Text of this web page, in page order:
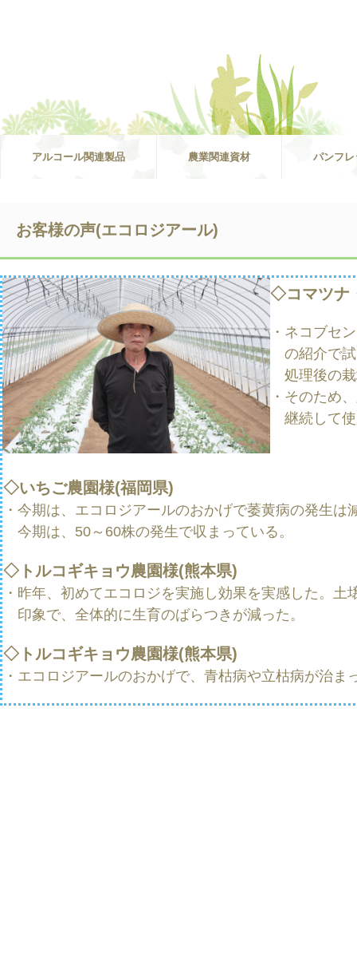
アルコール関連製品 農業関連資材 パンフ
お客様の声(エコロジアール)
◇コマツナ
・ネコブセ
の紹介で
処理後の栽
・そのため
継続して
◇いちご農園様(福岡県)
・今期は、エコロジアールのおかげで萎黄病の発生
今期は、50～60株の発生で収まっている。
◇トルコギキョウ農園様(熊本県)
・ 昨年、初めてエコロジを実施し効果を実感した。
印象で、全体的に生育のばらつきが減った。
◇トルコギキョウ農園様(熊本県)
・エコロジアールのおかげで、青枯病や立枯病が治